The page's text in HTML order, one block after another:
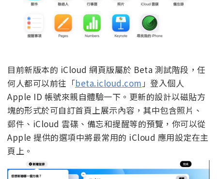
目前新版本的 iCloud 網頁版屬於 Beta 測試階段，任
何人都可以前往「beta.icloud.com 」登入個人
Apple ID 帳號來親自體驗一下。更新的設計以磁貼方
塊的形式於可自訂首頁上展示內容，其中包含照片、
郵件、iCloud 雲碟、備忘和提醒等的預覽，你可以從
Apple 提供的選項中將最常用的 iCloud 應用設定在主
頁上。